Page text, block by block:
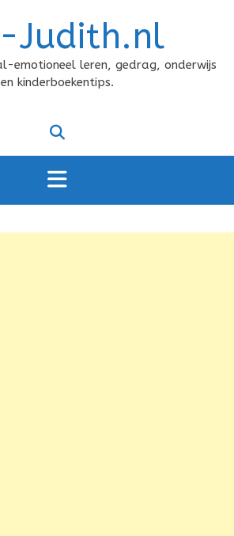
Judith.nl
emotioneel leren, gedrag, onderwijs
en kinderboekentips.